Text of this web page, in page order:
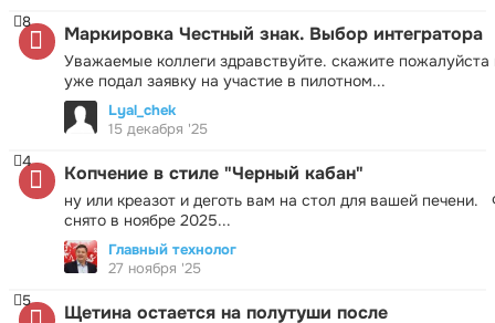
Маркировка Честный знак. Выбор интегратора
Уважаемые коллеги здравствуйте. скажите пожалуйста
уже подал заявку на участие в пилотном...
8
Lyal_chek
15 декабря '25
Копчение в стиле "Черный кабан"
ну или креазот и деготь вам на стол для вашей печени.
снято в ноябре 2025...
4
Главный технолог
27 ноября '25
Щетина остается на полутуши после
5